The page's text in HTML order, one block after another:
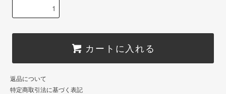
カートに入れる
返品について
特定商取引法に基づく表記